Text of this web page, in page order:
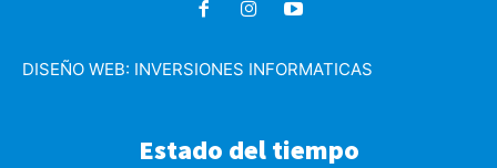
DISEÑO WEB: INVERSIONES INFORMATICAS
Estado del tiempo